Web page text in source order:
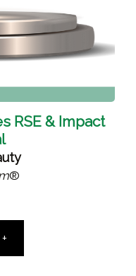
RSE & Impact
®